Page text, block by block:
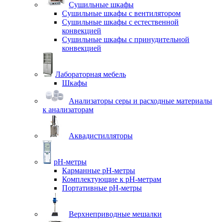
Cушильные шкафы
Сушильные шкафы с вентилятором
Сушильные шкафы с естественной
конвекцией
Сушильные шкафы с принудительной
конвекцией
Лабораторная мебель
Шкафы
Анализаторы серы и расходные материалы
к анализаторам
Аквадистилляторы
pH-метры
Карманные pH-метры
Комплектующие к pH-метрам
Портативные pH-метры
Верхнеприводные мешалки